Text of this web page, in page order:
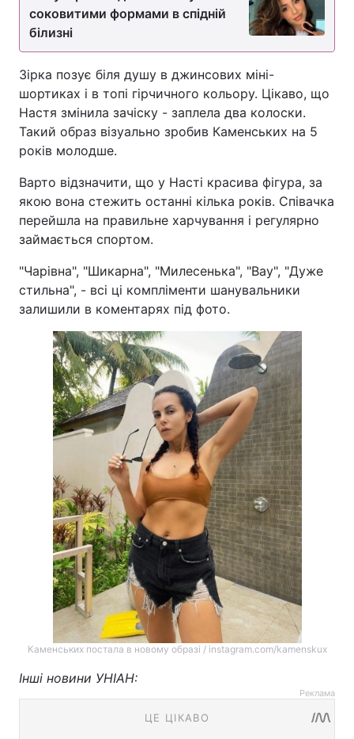
соковитими формами в спідній
білизні
Зірка позує біля душу в джинсових міні-
шортиках і в топі гірчичного кольору. Цікаво, що
Настя змінила зачіску - заплела два колоски.
Такий образ візуально зробив Каменських на 5
років молодше.
Варто відзначити, що у Насті красива фігура, за
якою вона стежить останні кілька років. Співачка
перейшла на правильне харчування і регулярно
займається спортом.
"Чарівна", "Шикарна", "Милесенька", "Вау", "Дуже
стильна", - всі ці компліменти шанувальники
залишили в коментарях під фото.
Каменських постала в новому образі / instagram.com/kamenskux
Інші новини УНІАН:
Реклама